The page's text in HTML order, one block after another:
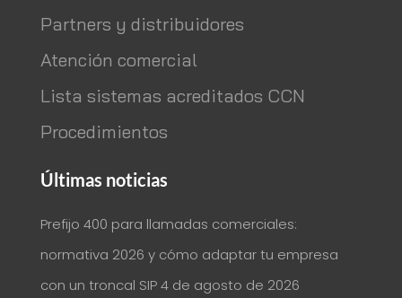
Partners y distribuidores
Atención comercial
Lista sistemas acreditados CCN
Procedimientos
Últimas noticias
Prefijo 400 para llamadas comerciales:
normativa 2026 y cómo adaptar tu empresa
con un troncal SIP 4 de agosto de 2026